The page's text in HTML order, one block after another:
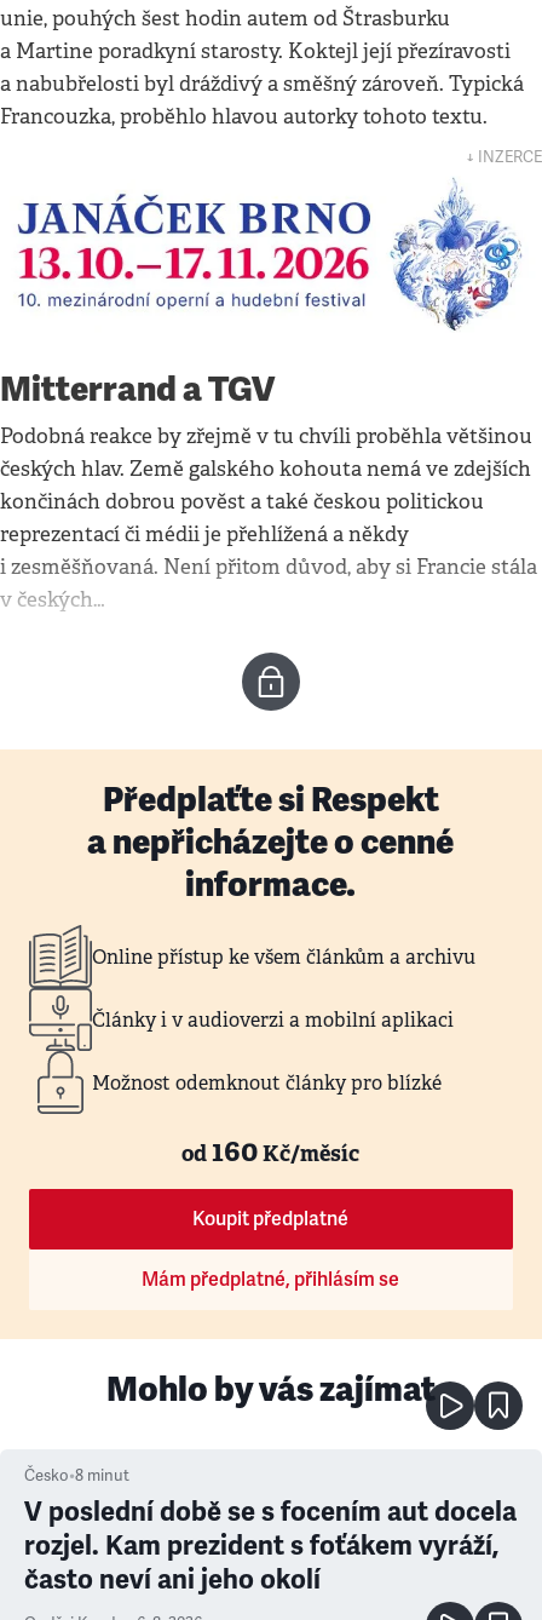
unie, pouhých šest hodin autem od Štrasburku
a Martine poradkyní starosty. Koktejl její přezíravosti
a nabubřelosti byl dráždivý a směšný zároveň. Typická
Francouzka, proběhlo hlavou autorky tohoto textu.
↓ INZERCE
Mitterrand a TGV
Podobná reakce by zřejmě v tu chvíli proběhla většinou
českých hlav. Země galského kohouta nemá ve zdejších
končinách dobrou pověst a také českou politickou
reprezentací či médii je přehlížená a někdy
i zesměšňovaná. Není přitom důvod, aby si Francie stála
v českých…
Předplaťte si Respekt
a nepřicházejte o cenné
informace.
Online přístup ke všem článkům a archivu
Články i v audioverzi a mobilní aplikaci
Možnost odemknout články pro blízké
od160Kč/měsíc
Koupit předplatné
Mám předplatné, přihlásím se
Mohlo by vás zajímat
Česko•8 minut
V poslední době se s focením aut docela
rozjel. Kam prezident s foťákem vyráží,
často neví ani jeho okolí